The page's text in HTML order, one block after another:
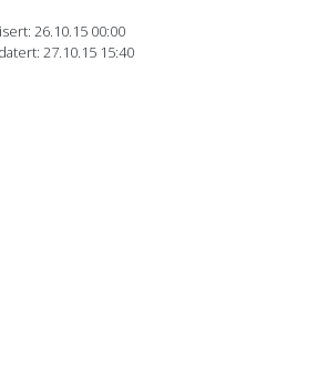
26.10.15 00:00
27.10.15 15:40